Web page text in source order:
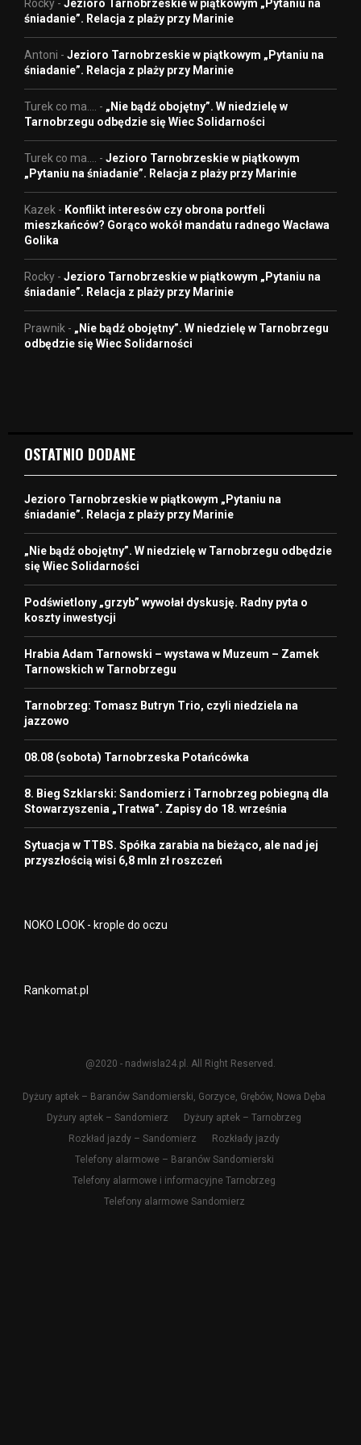
Rocky - Jezioro Tarnobrzeskie w piątkowym „Pytaniu na
śniadanie”. Relacja z plaży przy Marinie
Antoni - Jezioro Tarnobrzeskie w piątkowym „Pytaniu na
śniadanie”. Relacja z plaży przy Marinie
Turek co ma.... - „Nie bądź obojętny”. W niedzielę w
Tarnobrzegu odbędzie się Wiec Solidarności
Turek co ma.... - Jezioro Tarnobrzeskie w piątkowym
„Pytaniu na śniadanie”. Relacja z plaży przy Marinie
Kazek - Konflikt interesów czy obrona portfeli
mieszkańców? Gorąco wokół mandatu radnego Wacława
Golika
Rocky - Jezioro Tarnobrzeskie w piątkowym „Pytaniu na
śniadanie”. Relacja z plaży przy Marinie
Prawnik - „Nie bądź obojętny”. W niedzielę w Tarnobrzegu
odbędzie się Wiec Solidarności
OSTATNIO DODANE
Jezioro Tarnobrzeskie w piątkowym „Pytaniu na
śniadanie”. Relacja z plaży przy Marinie
„Nie bądź obojętny”. W niedzielę w Tarnobrzegu odbędzie
się Wiec Solidarności
Podświetlony „grzyb” wywołał dyskusję. Radny pyta o
koszty inwestycji
Hrabia Adam Tarnowski – wystawa w Muzeum – Zamek
Tarnowskich w Tarnobrzegu
Tarnobrzeg: Tomasz Butryn Trio, czyli niedziela na
jazzowo
08.08 (sobota) Tarnobrzeska Potańcówka
8. Bieg Szklarski: Sandomierz i Tarnobrzeg pobiegną dla
Stowarzyszenia „Tratwa”. Zapisy do 18. września
Sytuacja w TTBS. Spółka zarabia na bieżąco, ale nad jej
przyszłością wisi 6,8 mln zł roszczeń
NOKO LOOK - krople do oczu
Rankomat.pl
@2020 - nadwisla24.pl. All Right Reserved.
Dyżury aptek – Baranów Sandomierski, Gorzyce, Grębów, Nowa Dęba
Dyżury aptek – Sandomierz
Dyżury aptek – Tarnobrzeg
Rozkład jazdy – Sandomierz
Rozkłady jazdy
Telefony alarmowe – Baranów Sandomierski
Telefony alarmowe i informacyjne Tarnobrzeg
Telefony alarmowe Sandomierz